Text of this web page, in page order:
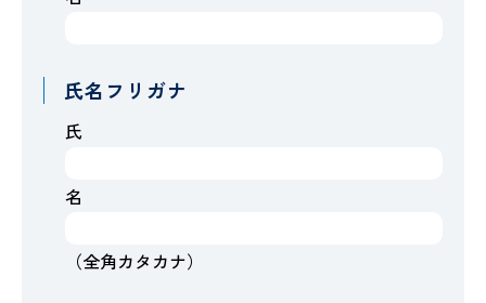
氏名フリガナ
氏
名
（全角カタカナ）